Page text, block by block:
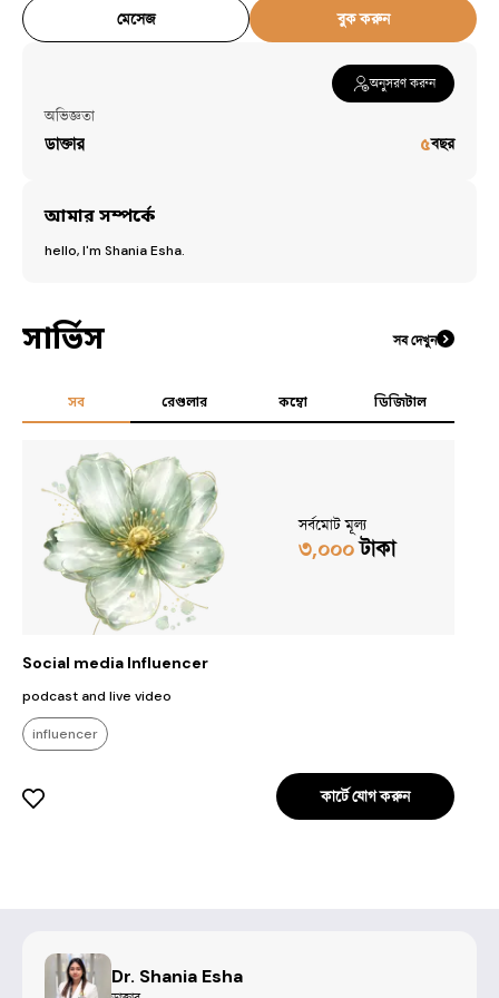
মেসেজ বুক করুন
অনুসরণ করুন
অভিজ্ঞতা
ডাক্তার ৫বছর
আমার সম্পর্কে
hello, I'm Shania Esha.
সার্ভিস সব দেখুন
সব রেগুলার কম্বো ডিজিটাল
সর্বমোট মূল্য
৩,০০০টাকা
Social media Influencer
podcast and live video
influencer
কার্টে যোগ করুন
Dr. Shania Esha